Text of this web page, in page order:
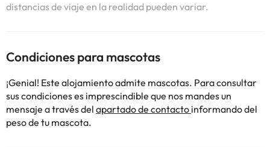
distancias de viaje en la realidad pueden variar.
Condiciones para mascotas
¡Genial! Este alojamiento admite mascotas. Para consultar
sus condiciones es imprescindible que nos mandes un
mensaje a través del apartado de contacto informando del
peso de tu mascota.